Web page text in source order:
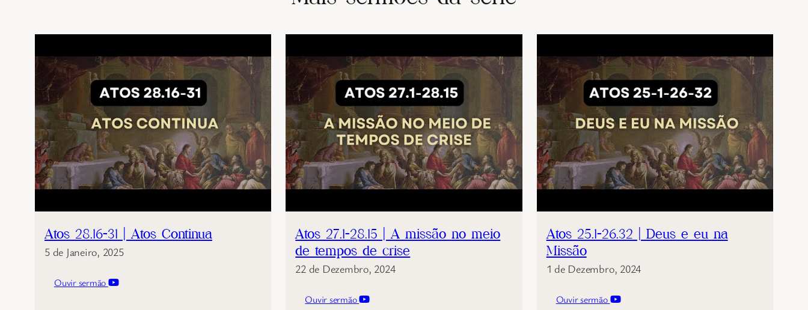
Atos 28.16-31 | Atos Continua
5 de Janeiro, 2025
Ouvir sermão
Atos 27.1-28.15 | A missão no meio
de tempos de crise
22 de Dezembro, 2024
Ouvir sermão
Atos 25.1-26.32 | Deus e eu na
Missão
1 de Dezembro, 2024
Ouvir sermão